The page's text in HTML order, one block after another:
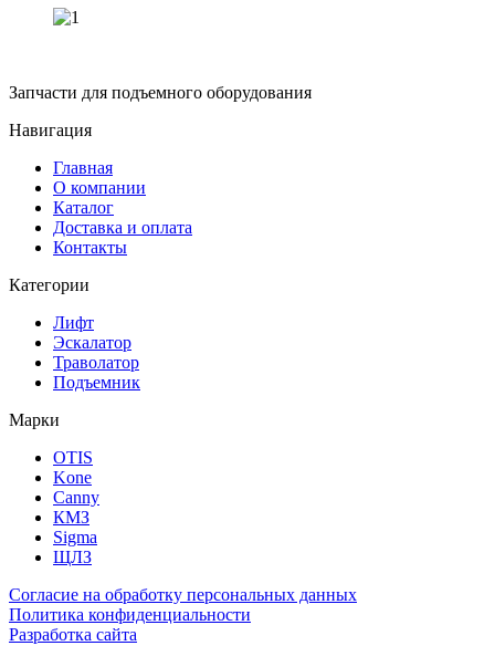
Запчасти для подъемного оборудования
Навигация
Главная
О компании
Каталог
Доставка и оплата
Контакты
Категории
Лифт
Эскалатор
Траволатор
Подъемник
Марки
OTIS
Kone
Canny
КМЗ
Sigma
ЩЛЗ
Согласие на обработку персональных данных
Политика конфиденциальности
Разработка сайта